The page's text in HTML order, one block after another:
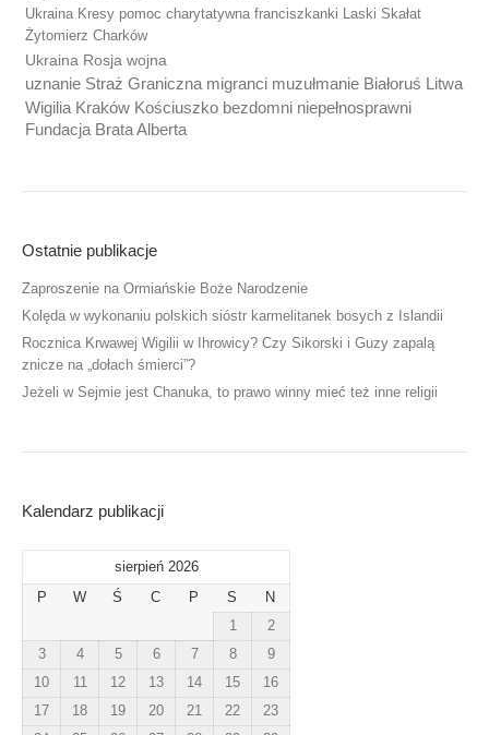
Ukraina Kresy pomoc charytatywna franciszkanki Laski Skałat
Żytomierz Charków
Ukraina Rosja wojna
uznanie Straż Graniczna migranci muzułmanie Białoruś Litwa
Wigilia Kraków Kościuszko bezdomni niepełnosprawni
Fundacja Brata Alberta
Ostatnie publikacje
Zaproszenie na Ormiańskie Boże Narodzenie
Kolęda w wykonaniu polskich sióstr karmelitanek bosych z Islandii
Rocznica Krwawej Wigilii w Ihrowicy? Czy Sikorski i Guzy zapalą
znicze na „dołach śmierci”?
Jeżeli w Sejmie jest Chanuka, to prawo winny mieć też inne religii
Kalendarz publikacji
sierpień 2026
P
W Ś C P S
N
1
2
3
4 5 6 7 8
9
10
11 12 13 14 15
16
17
18 19 20 21 22
23